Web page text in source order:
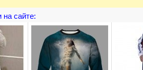
на сайте: